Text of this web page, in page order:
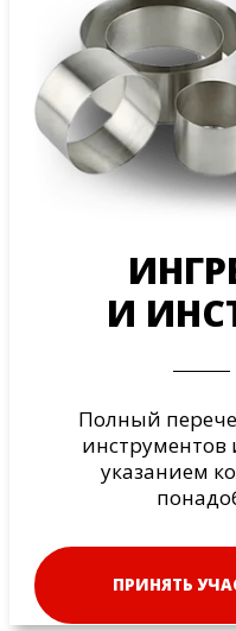
И
Полный
инструментов
указанием
ПРИНЯТЬ